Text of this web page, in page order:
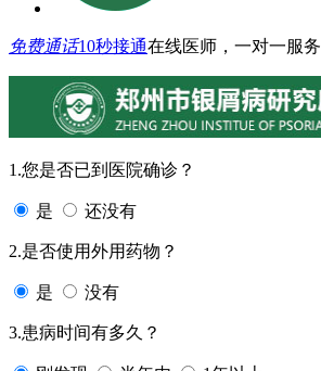
免费通话10秒接通在线医师，一对一服务
1.您是否已到医院确诊？
是 还没有
2.是否使用外用药物？
是 没有
3.患病时间有多久？